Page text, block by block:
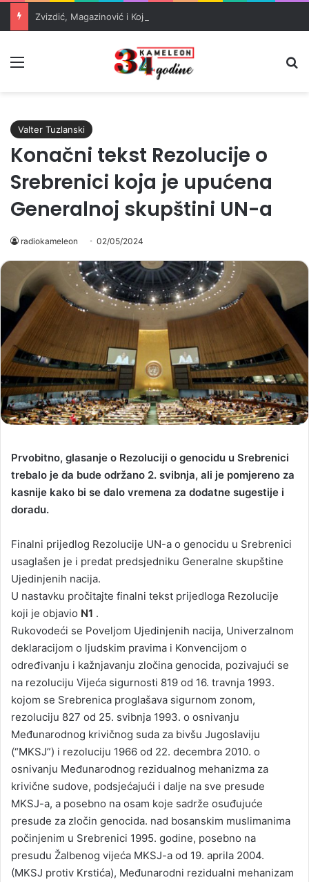
Valter Tuzlanski
Konačni tekst Rezolucije o
Srebrenici koja je upućena
Generalnoj skupštini UN-a
radiokameleon 02/05/2024
Prvobitno, glasanje o Rezoluciji o genocidu u Srebrenici
trebalo je da bude održano 2. svibnja, ali je pomjereno za
kasnije kako bi se dalo vremena za dodatne sugestije i
doradu.
Finalni prijedlog Rezolucije UN-a o genocidu u Srebrenici
usaglašen je i predat predsjedniku Generalne skupštine
Ujedinjenih nacija.
U nastavku pročitajte finalni tekst prijedloga Rezolucije
koji je objavio N1 .
Rukovodeći se Poveljom Ujedinjenih nacija, Univerzalnom
deklaracijom o ljudskim pravima i Konvencijom o
određivanju i kažnjavanju zločina genocida, pozivajući se
na rezoluciju Vijeća sigurnosti 819 od 16. travnja 1993.
kojom se Srebrenica proglašava sigurnom zonom,
rezoluciju 827 od 25. svibnja 1993. o osnivanju
Međunarodnog krivičnog suda za bivšu Jugoslaviju
(“MKSJ”) i rezoluciju 1966 od 22. decembra 2010. o
osnivanju Međunarodnog rezidualnog mehanizma za
krivične sudove, podsjećajući i dalje na sve presude
MKSJ-a, a posebno na osam koje sadrže osuđujuće
presude za zločin genocida. nad bosanskim muslimanima
počinjenim u Srebrenici 1995. godine, posebno na
presudu Žalbenog vijeća MKSJ-a od 19. aprila 2004.
(MKSJ protiv Krstića), Međunarodni rezidualni mehanizam